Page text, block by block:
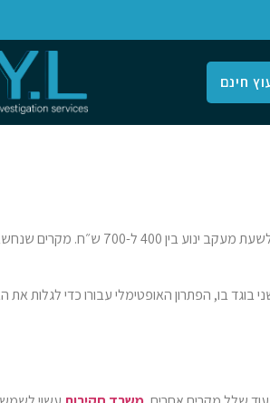
חינם
שהוא יבצע עבורכם, אך בתור הערכה גסה וכללית, ניתן לומר כי המחיר לשעת מעקב ינוע בין 400 ל-
בוגד בו, הפתרון האופטימלי עבורו כדי לגלות את